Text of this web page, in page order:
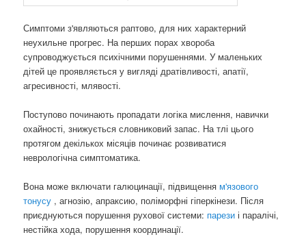
Симптоми з'являються раптово, для них характерний
неухильне прогрес. На перших порах хвороба
супроводжується психічними порушеннями. У маленьких
дітей це проявляється у вигляді дратівливості, апатії,
агресивності, млявості.
Поступово починають пропадати логіка мислення, навички
охайності, знижується словниковий запас. На тлі цього
протягом декількох місяців починає розвиватися
неврологічна симптоматика.
Вона може включати галюцинації, підвищення м'язового
тонусу , агнозію, апраксию, поліморфні гіперкінези. Після
приєднуються порушення рухової системи: парезиі паралічі,
нестійка хода, порушення координації.